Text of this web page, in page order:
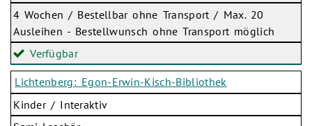
4 Wochen / Bestellbar ohne Transport / Max. 20
Ausleihen - Bestellwunsch ohne Transport möglich
Verfügbar
Lichtenberg: Egon-Erwin-Kisch-Bibliothek
Kinder / Interaktiv